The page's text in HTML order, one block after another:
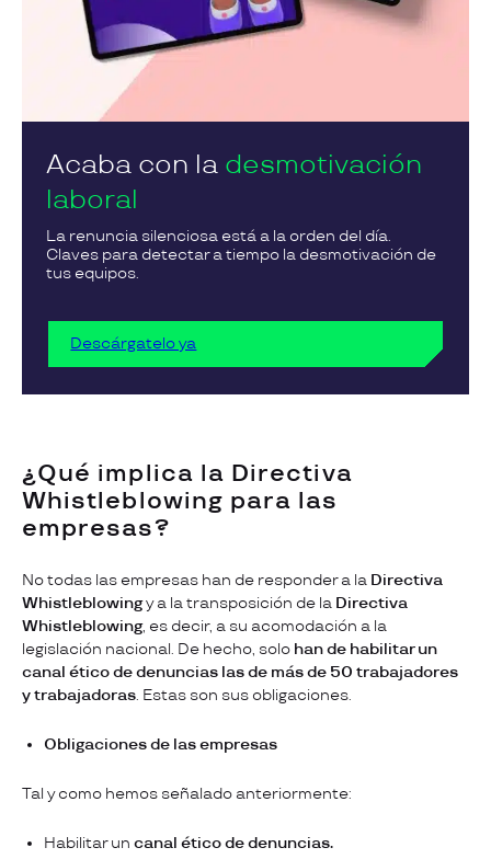
Acaba con la desmotivación
laboral
La renuncia silenciosa está a la orden del día.
Claves para detectar a tiempo la desmotivación de
tus equipos.
Descárgatelo ya
¿Qué implica la Directiva
Whistleblowing para las
empresas?
No todas las empresas han de responder a la Directiva
Whistleblowingy a la transposición de la Directiva
Whistleblowing, es decir, a su acomodación a la
legislación nacional. De hecho, solo han de habilitar un
canal ético de denuncias las de más de 50 trabajadores
y trabajadoras. Estas son sus obligaciones.
Obligaciones de las empresas
Tal y como hemos señalado anteriormente:
Habilitar un canal ético de denuncias.